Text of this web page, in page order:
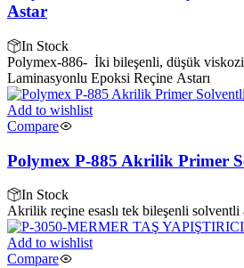
Astar
In Stock
Polymex-886- İki bileşenli, düşük
Laminasyonlu Epoksi Reçine Astarı
Add to wishlist
Compare
Polymex P-885 Akrilik Primer
In Stock
Akrilik reçine esaslı tek bileşenli solventli
Add to wishlist
Compare